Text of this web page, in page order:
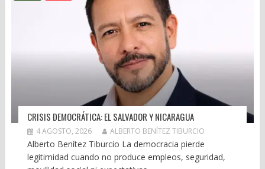
CRISIS DEMOCRÁTICA: EL SALVADOR Y NICARAGUA
4 AGOSTO, 2026 ALBERTO BENÍTEZ TIBURCIO
Alberto Benítez Tiburcio La democracia pierde
legitimidad cuando no produce empleos, seguridad,